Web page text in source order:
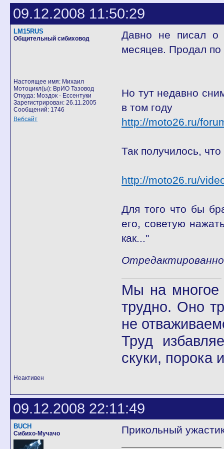
09.12.2008 11:50:29
LM15RUS
Общительный сибиховод
Настоящее имя: Михаил
Мотоцикл(ы): ВрИО Тазовод
Откуда: Моздок - Ессентуки
Зарегистрирован: 26.11.2005
Сообщений: 1746
Вебсайт
Давно не писал о
месяцев. Продал
Но тут недавно
в том году
http://moto26.ru/
Так получилось,
http://moto26.ru/
Для того что бы
его, советую
как..."
Мы на многое
трудно. Оно
не
Труд
скуки, порока
Неактивен
09.12.2008 22:11:49
BUCH
Сибихо-Мучачо Прикольный